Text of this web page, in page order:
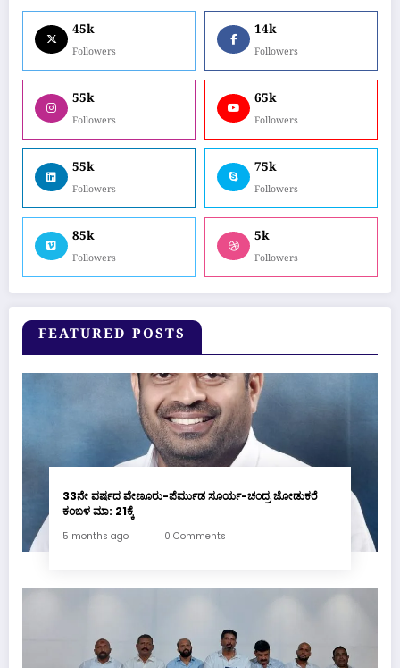
45k
Followers
14k
Followers
55k
Followers
65k
Followers
55k
Followers
75k
Followers
85k
Followers
5k
Followers
FEATURED POSTS
33ನೇ ವರ್ಷದ ವೇಣೂರು-ಪೆರ್ಮುಡ ಸೂರ್ಯ-ಚಂದ್ರ ಜೋಡುಕರೆ
ಕಂಬಳ ಮಾ: 21ಕ್ಕೆ
5 months ago 0 Comments